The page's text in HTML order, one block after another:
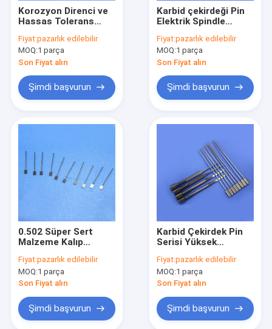
Korozyon Direnci ve
Hassas Tolerans
Özelleştirilmiş
Yüksek Sertlikte
Tungsten Karbür
Çekirdek Pimleri
Fiyat:pazarlık edilebilir
MOQ:1 parça
Son Fiyat alın
Şimdi başvurun
Karbid çekirdeği Pin
Elektrik Spindle
Karbid Bağlantı
Çubuğu
Fiyat:pazarlık edilebilir
MOQ:1 parça
Son Fiyat alın
Şimdi başvurun
0.502 Süper Sert
Malzeme Kalıp
Tungsten Karbür
Ekleme Pinleri
Fiyat:pazarlık edilebilir
MOQ:1 parça
Son Fiyat alın
Şimdi başvurun
Karbid Çekirdek Pin
Serisi Yüksek
Tungsten Karbid
Ekleme İğneleri
Fiyat:pazarlık edilebilir
MOQ:1 parça
Son Fiyat alın
Şimdi başvurun